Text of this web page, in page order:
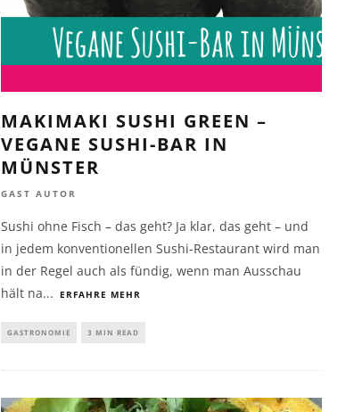
MAKIMAKI SUSHI GREEN –
VEGANE SUSHI-BAR IN
MÜNSTER
GAST AUTOR
Sushi ohne Fisch – das geht? Ja klar, das geht – und
in jedem konventionellen Sushi-Restaurant wird man
in der Regel auch als fündig, wenn man Ausschau
hält na... ERFAHRE MEHR
GASTRONOMIE 3 MIN READ